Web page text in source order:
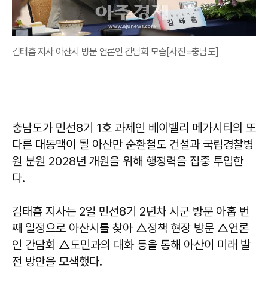
김태흠 지사 아산시 방문 언론인 간담회 모습[사진=충남도]
충남도가 민선8기 1호 과제인 베이밸리 메가시티의 또
다른 대동맥이 될 아산만 순환철도 건설과 국립경찰병
원 분원 2028년 개원을 위해 행정력을 집중 투입한
다.
김태흠 지사는 2일 민선8기 2년차 시군 방문 아홉 번
째 일정으로 아산시를 찾아 △정책 현장 방문 △언론
인 간담회 △도민과의 대화 등을 통해 아산이 미래 발
전 방안을 모색했다.